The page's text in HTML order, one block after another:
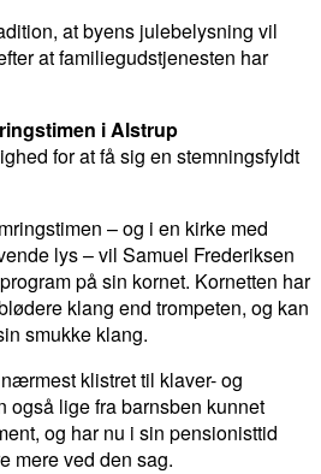
at byens julebelysning vil
at familiegudstjenesten har
i Alstrup
for at få sig en stemningsfyldt
– og i en kirke med
lys – vil Samuel Frederiksen
på sin kornet. Kornetten har
klang end trompeten, og kan
smukke klang.
klistret til klaver- og
også lige fra barnsben kunnet
og har nu i sin pensionisttid
mere ved den sag.